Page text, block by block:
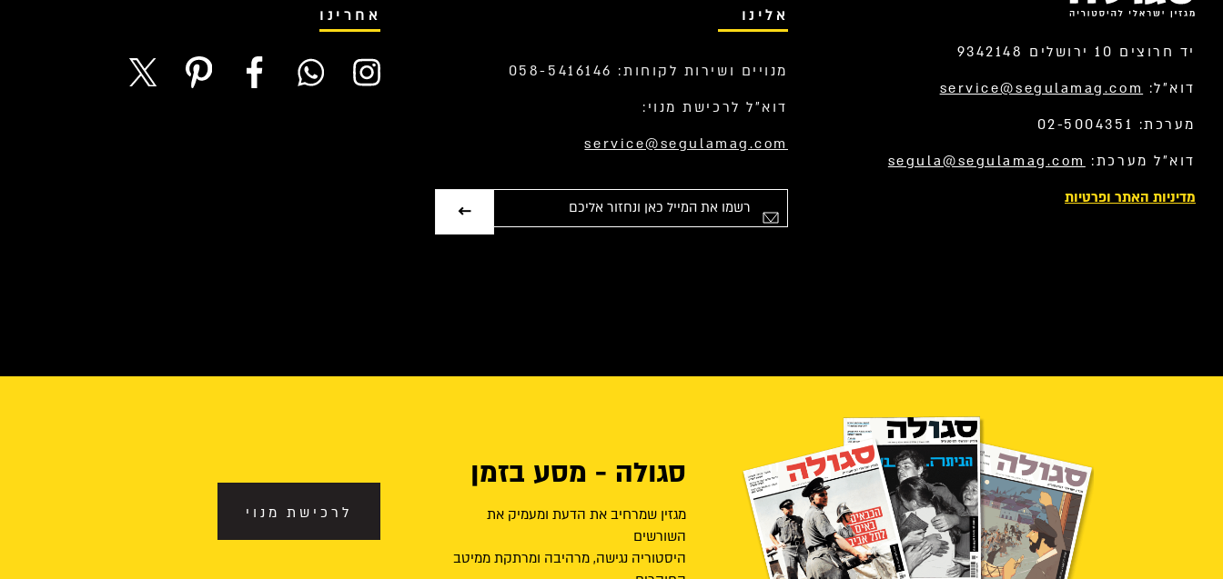
יד חרוצים 10 ירושלים 9342148
דוא”ל: service@segulamag.com
מערכת: 02-5004351
דוא”ל מערכת: segula@segulamag.com
מדיניות האתר ופרטיות
אלינו
מנויים ושירות לקוחות: 058-5416146
דוא”ל לרכישת מנוי:
service@segulamag.com
אחרינו
סגולה - מסע בזמן
מגזין שמרחיב את הדעת ומעמיק את
השורשים
היסטוריה נגישה, מרהיבה ומרתקת ממיטב
לרכישת מנוי